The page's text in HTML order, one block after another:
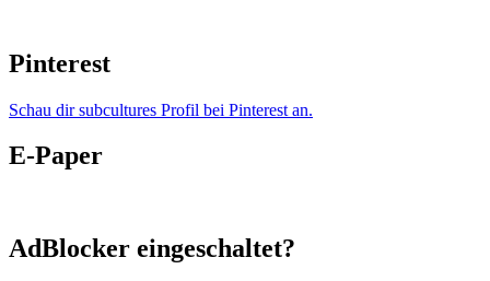
Pinterest
Schau dir subcultures Profil bei Pinterest an.
E-Paper
AdBlocker eingeschaltet?